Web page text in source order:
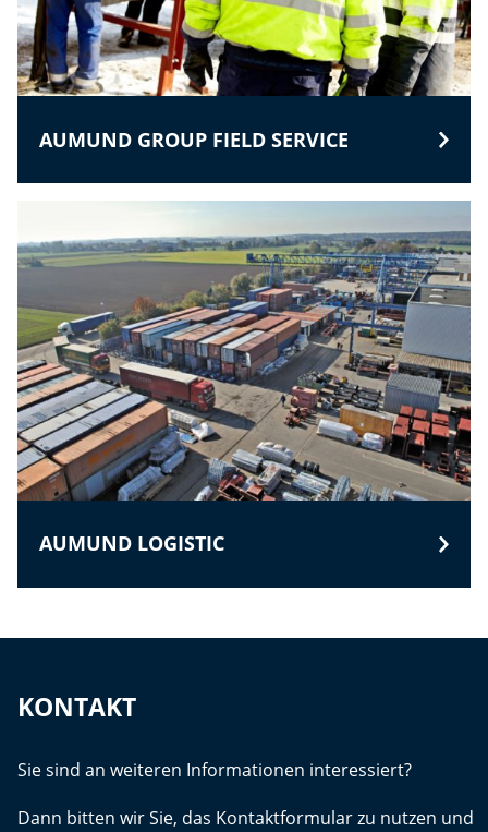
AUMUND GROUP FIELD SERVICE
AUMUND LOGISTIC
KONTAKT
Sie sind an weiteren Informationen interessiert?
Dann bitten wir Sie, das Kontaktformular zu nutzen und